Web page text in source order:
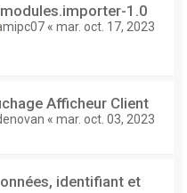
1.0
« mar. oct. 17, 2023
Afficheur Client
« mar. oct. 03, 2023
identifiant et